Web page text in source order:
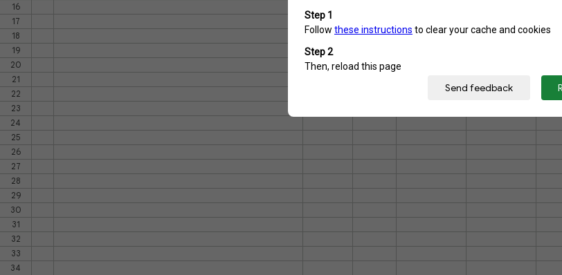
16
17
18
19
20
21
22
23
24
25
26
27
28
29
30
31
32
33
34